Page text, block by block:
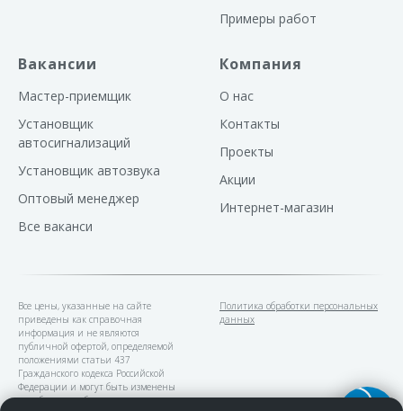
Примеры работ
Вакансии
Мастер-приемщик
Установщик
автосигнализаций
Установщик автозвука
Оптовый менеджер
Все ваканси
Компания
О нас
Контакты
Проекты
Акции
Интернет-магазин
Все цены, указанные на сайте
приведены как справочная
информация и не являются
публичной офертой, определяемой
положениями статьи 437
Гражданского кодекса Российской
Федерации и могут быть изменены
в любое время без предупреждения.
Политика обработки персональных
данных